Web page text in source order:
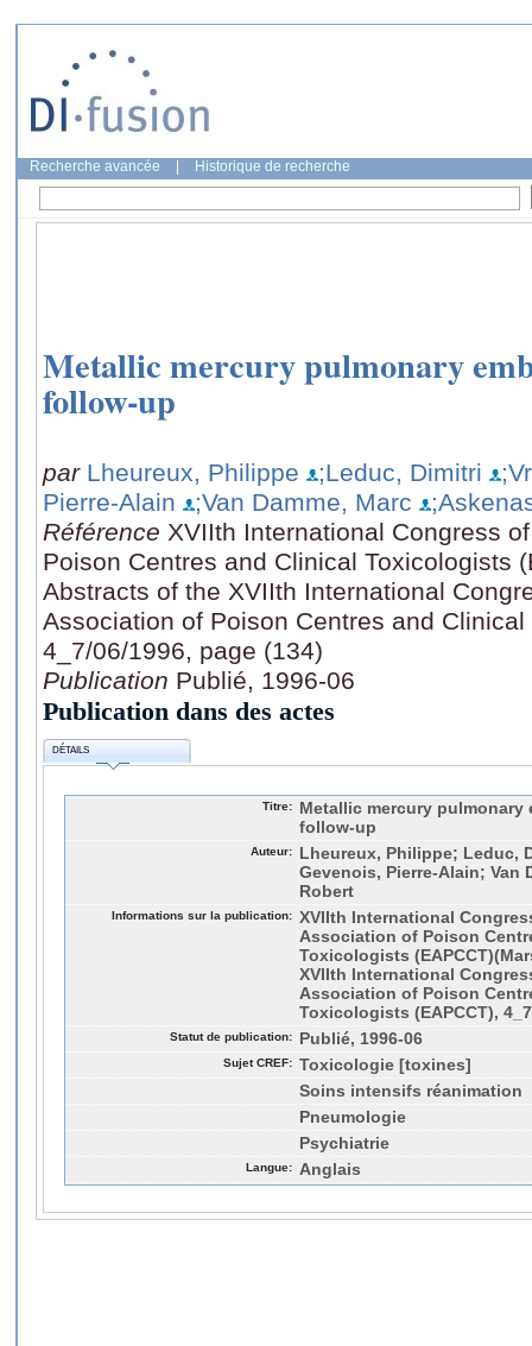
Recherche avancée Historique de recherche
Metallic mercury pulmonary
follow-up
par Lheureux, Philippe ;Leduc, Dimitri
Pierre-Alain
;Van Damme, Marc
Référence XVIIth International Congress
Poison Centres and Clinical Toxicologists
Abstracts of the XVIIth International
Association of Poison Centres and
4_7/06/1996, page (134)
Publication Publié, 1996-06
Publication dans des actes
DÉTAILS
Titre:
Metallic mercury pulmonary
follow-up
Auteur:
Lheureux, Philippe; Leduc,
Gevenois, Pierre-Alain; Van
Robert
Informations sur la publication: XVIIth International
Association of Poison
Toxicologists
XVIIth International
Association of Poison
Toxicologists (EAPCCT),
Statut de publication: Publié, 1996-06
Sujet CREF: Toxicologie [toxines]
Soins intensifs réanimation
Pneumologie
Psychiatrie
Langue: Anglais